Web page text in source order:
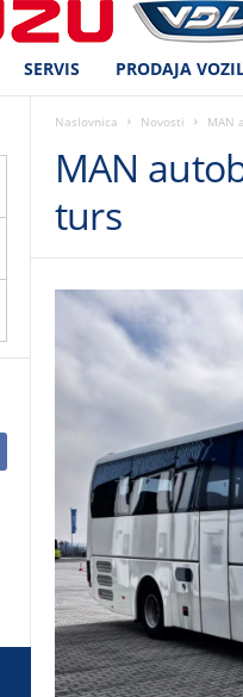
SERVIS PRODAJA
Naslovnica Novosti MAN
MAN
turs